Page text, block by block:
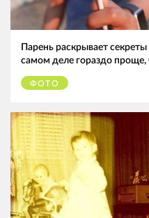
Парень раскрывает
самом деле гораздо проще,
ФОТО